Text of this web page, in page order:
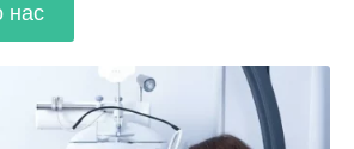
офтальмолог. Он проведет
назначит диагностику, которая
патологии на ранней стадии, и после
лечение.
нас